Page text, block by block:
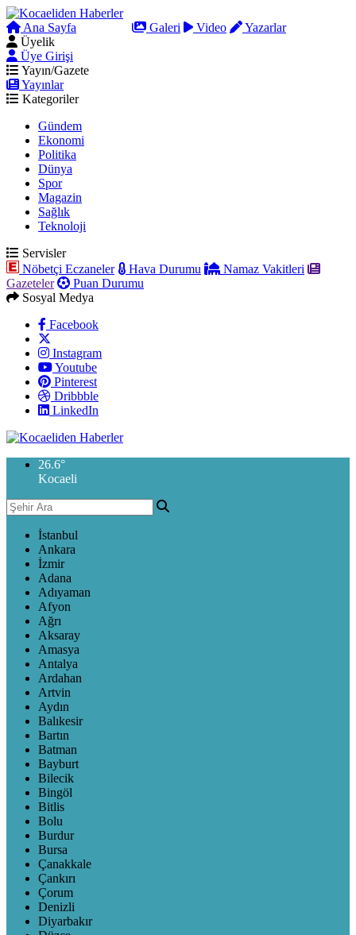
Ana Sayfa Galeri Video
Yazarlar
Üyelik
Üye Girişi
Yayın/Gazete
Yayınlar
Kategoriler
Gündem
Ekonomi
Politika
Dünya
Spor
Magazin
Sağlık
Teknoloji
Servisler
Nöbetçi Eczaneler
Hava Durumu
Namaz Vakitleri
Gazeteler
Puan Durumu
Sosyal Medya
Facebook
Instagram
Youtube
Pinterest
Dribbble
LinkedIn
26.6°
Kocaeli
İstanbul
Ankara
İzmir
Adana
Adıyaman
Afyon
Ağrı
Aksaray
Amasya
Antalya
Ardahan
Artvin
Aydın
Balıkesir
Bartın
Batman
Bayburt
Bilecik
Bingöl
Bitlis
Bolu
Burdur
Bursa
Çanakkale
Çankırı
Çorum
Denizli
Diyarbakır